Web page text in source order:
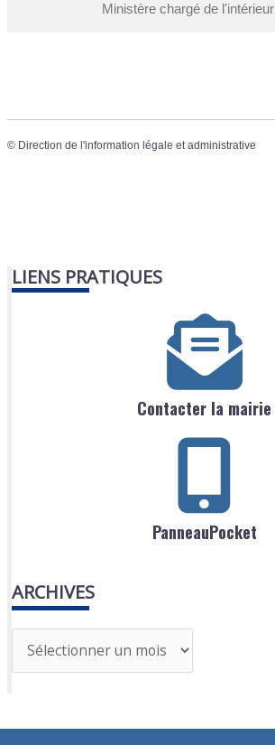
Ministère chargé de l'intérieur
© Direction de l'information légale et administrative
LIENS PRATIQUES
Contacter la mairie
PanneauPocket
ARCHIVES
r
h